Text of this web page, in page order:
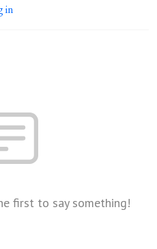
in
first to say something!